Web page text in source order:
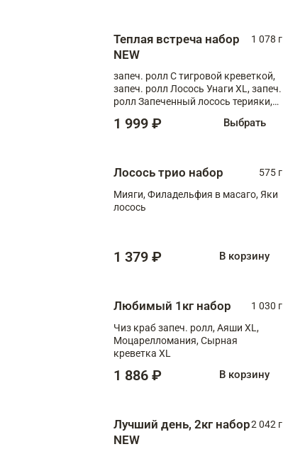
Теплая встреча набор
NEW
1 078 г
запеч. ролл С тигровой креветкой,
запеч. ролл Лосось Унаги XL, запеч.
ролл Запеченный лосось терияки,
1 999 ₽ Выбрать
Лосось трио набор
575 г
Мияги, Филадельфия в масаго, Яки
лосось
1 379 ₽ В корзину
Любимый 1кг набор
1 030 г
Чиз краб запеч. ролл, Аяши XL,
Моцарелломания, Сырная
креветка XL
1 886 ₽ В корзину
Лучший день, 2кг набор
NEW
2 042 г